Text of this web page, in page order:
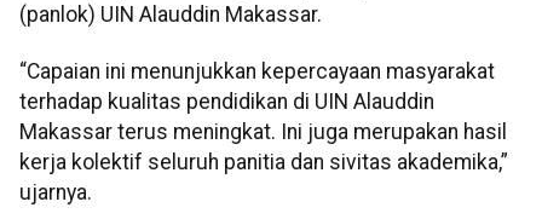
(panlok) UIN Alauddin Makassar.
“Capaian ini menunjukkan kepercayaan masyarakat
terhadap kualitas pendidikan di UIN Alauddin
Makassar terus meningkat. Ini juga merupakan hasil
kerja kolektif seluruh panitia dan sivitas akademika,”
ujarnya.